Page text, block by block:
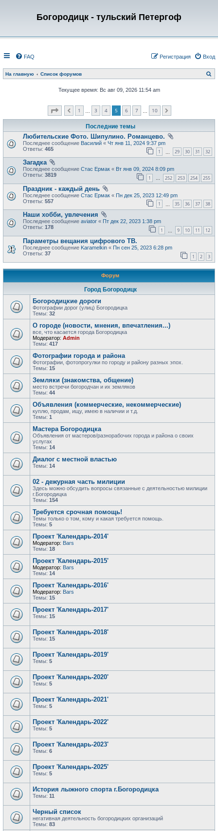
Богородицк - тульский Петергоф
FAQ Вход
Регистрация
На главную Список форумов
о
Текущее время: Вс авг 09, 2026 11:54 am
Страница 10
Пред.
1 3 4 5 6 7 10
Последние темы
Любительские Фото. Шипулино. Романцево.
Последнее сообщение Василий « Чт янв 11, 2024 9:37 pm
Ответы: 465 1 29 30 31 32
Загадка
Последнее сообщение Стас Ермак « Вт янв 09, 2024 8:09 pm
Ответы: 3819 1 … 252 253 254 255
Праздник - каждый день
Последнее сообщение Стас Ермак « Пн дек 25, 2023 12:49 pm
Ответы: 557 1 35 36 37 38
Наши хобби, увлечения
Последнее сообщение aviator « Пт дек 22, 2023 1:38 pm
Ответы: 178 1 9 10 11 12
Параметры вещания цифрового ТВ.
Последнее сообщение Karamelkin « Пн сен 25, 2023 6:28 pm
Ответы: 37 1 2 3
Форум
Город Богородицк
Богородицкие дороги
Фотографии дорог (улиц) Богородицка
Темы: 32
О городе (новости, мнения, впечатления...)
все, что касается города Богородицка
Модератор: Admin
Темы: 417
Фотографии города и района
Фотографии, фотопрогулки по городу и району разных эпох.
Темы: 15
Земляки (знакомства, общение)
место встречи богородчан и их земляков
Темы: 44
Объявления (коммерческие, некоммерческие)
куплю, продам, ищу, имею в наличии и т.д.
Темы: 1
Мастера Богородицка
Объявления от мастеров/разнорабочих города и района о своих
услугах
Темы: 14
Диалог с местной властью
Темы: 14
02 - дежурная часть милиции
Здесь можно обсудить вопросы связанные с деятельностью милиции
г.Богородицка
Темы: 154
Требуется срочная помощь!
Темы только о том, кому и какая требуется помощь.
Темы: 5
Проект 'Календарь-2014'
Модератор: Bars
Темы: 18
Проект 'Календарь-2015'
Модератор: Bars
Темы: 14
Проект 'Календарь-2016'
Модератор: Bars
Темы: 15
Проект 'Календарь-2017'
Темы: 15
Проект 'Календарь-2018'
Темы: 15
Проект 'Календарь-2019'
Темы: 5
Проект 'Календарь-2020'
Темы: 5
Проект 'Календарь-2021'
Темы: 5
Проект 'Календарь-2022'
Темы: 5
Проект 'Календарь-2023'
Темы: 6
Проект 'Календарь-2025'
Темы: 5
История лыжного спорта г.Богородицка
Темы: 11
Черный список
негативная деятельность богородицких организаций
Темы: 83